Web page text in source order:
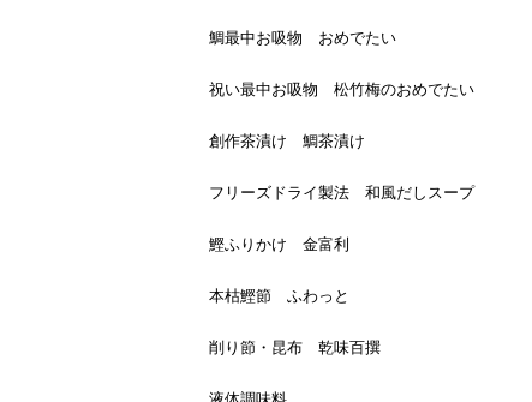
鯛最中お吸物 おめでたい
祝い最中お吸物 松竹梅のおめでたい
創作茶漬け 鯛茶漬け
フリーズドライ製法 和風だしスープ
鰹ふりかけ 金富利
本枯鰹節 ふわっと
削り節・昆布 乾味百撰